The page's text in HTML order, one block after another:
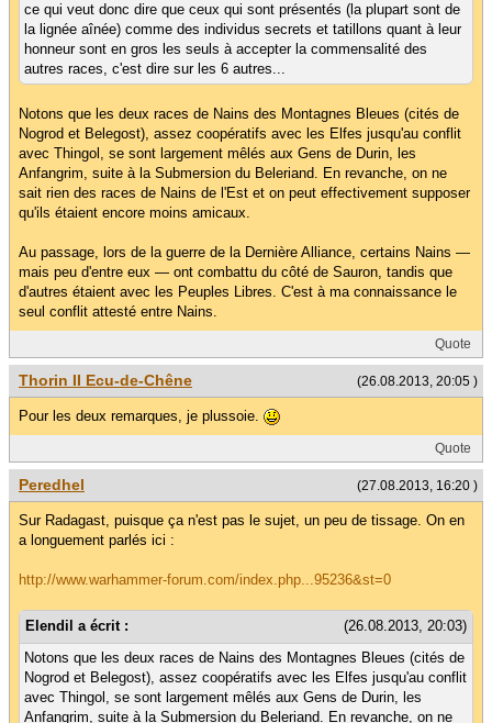
ce qui veut donc dire que ceux qui sont présentés (la plupart sont de
la lignée aînée) comme des individus secrets et tatillons quant à leur
honneur sont en gros les seuls à accepter la commensalité des
autres races, c'est dire sur les 6 autres...
Notons que les deux races de Nains des Montagnes Bleues (cités de
Nogrod et Belegost), assez coopératifs avec les Elfes jusqu'au conflit
avec Thingol, se sont largement mêlés aux Gens de Durin, les
Anfangrim, suite à la Submersion du Beleriand. En revanche, on ne
sait rien des races de Nains de l'Est et on peut effectivement supposer
qu'ils étaient encore moins amicaux.
Au passage, lors de la guerre de la Dernière Alliance, certains Nains —
mais peu d'entre eux — ont combattu du côté de Sauron, tandis que
d'autres étaient avec les Peuples Libres. C'est à ma connaissance le
seul conflit attesté entre Nains.
Quote
(26.08.2013, 20:05 )
Thorin II Ecu-de-Chêne
Pour les deux remarques, je plussoie.
Quote
(27.08.2013, 16:20 )
Peredhel
Sur Radagast, puisque ça n'est pas le sujet, un peu de tissage. On en
a longuement parlés ici :
http://www.warhammer-forum.com/index.php...95236&st=0
(26.08.2013, 20:03)
Elendil a écrit :
Notons que les deux races de Nains des Montagnes Bleues (cités de
Nogrod et Belegost), assez coopératifs avec les Elfes jusqu'au conflit
avec Thingol, se sont largement mêlés aux Gens de Durin, les
Anfangrim, suite à la Submersion du Beleriand. En revanche, on ne